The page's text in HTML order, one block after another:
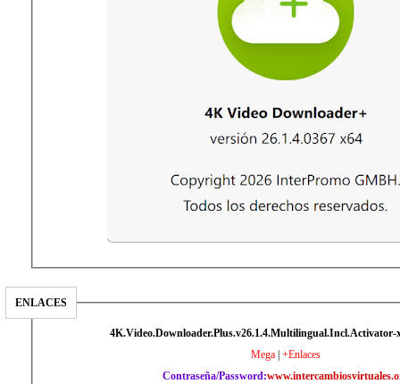
ENLACES
4K.Video.Downloader.Plus.v26.1.4.Multilingual.Incl.Activator-
Mega +Enlaces
Contraseña/Password: